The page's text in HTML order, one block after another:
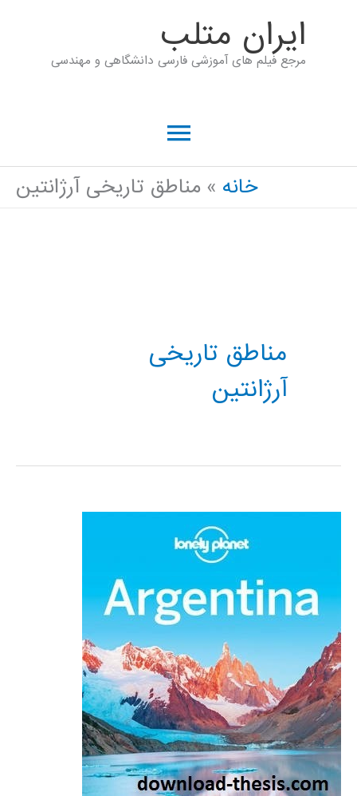
ايران متلب
مرجع فیلم های آموزشی فارسی دانشگاهی و مهندسی
فهرست
اصلی
خانه مناطق تاریخی آرژانتین
مناطق تاریخی
آرژانتین